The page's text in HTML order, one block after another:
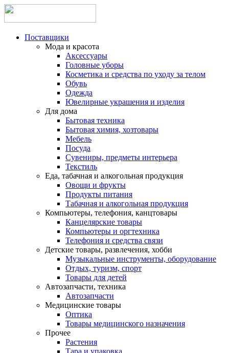
Поставщики
Мода и красота
Аксессуары
Головные уборы
Косметика и средства по уходу за телом
Обувь
Одежда
Ювелирные украшения и изделия
Для дома
Бытовая техника
Бытовая химия, хозтовары
Мебель
Посуда
Сувениры, предметы интерьера
Текстиль
Еда, табачная и алкогольная продукция
Овощи и фрукты
Продукты питания
Табачная и алкогольная продукция
Компьютеры, телефония, канцтовары
Канцелярские товары
Компьютеры и оргтехника
Телефония и средства связи
Детские товары, развлечения, хобби
Музыкальные инструменты, оборудование
Отдых, туризм, спорт
Товары для детей
Автозапчасти, техника
Автозапчасти
Медицинские товары
Оптика
Товары медицинского назначения
Прочее
Растения
Тара и упаковка